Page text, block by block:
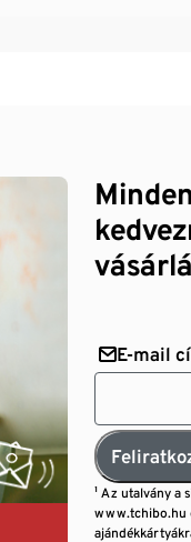
E-mail
¹ Az utalvány a
www.tchibo.hu